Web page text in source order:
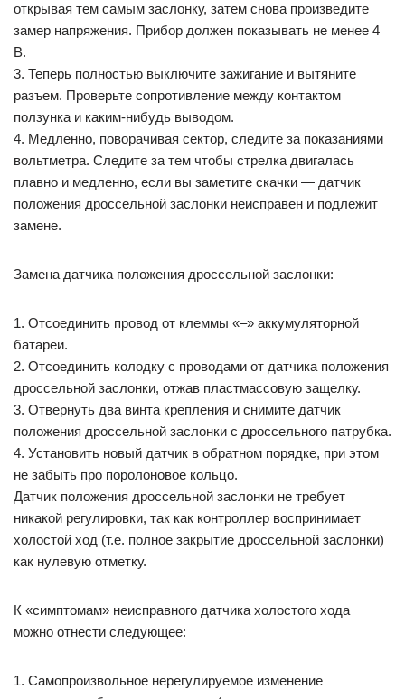
открывая тем самым заслонку, затем снова произведите
замер напряжения. Прибор должен показывать не менее 4
В.
3. Теперь полностью выключите зажигание и вытяните
разъем. Проверьте сопротивление между контактом
ползунка и каким-нибудь выводом.
4. Медленно, поворачивая сектор, следите за показаниями
вольтметра. Следите за тем чтобы стрелка двигалась
плавно и медленно, если вы заметите скачки — датчик
положения дроссельной заслонки неисправен и подлежит
замене.
Замена датчика положения дроссельной заслонки:
1. Отсоединить провод от клеммы «–» аккумуляторной
батареи.
2. Отсоединить колодку с проводами от датчика положения
дроссельной заслонки, отжав пластмассовую защелку.
3. Отвернуть два винта крепления и снимите датчик
положения дроссельной заслонки с дроссельного патрубка.
4. Установить новый датчик в обратном порядке, при этом
не забыть про поролоновое кольцо.
Датчик положения дроссельной заслонки не требует
никакой регулировки, так как контроллер воспринимает
холостой ход (т.е. полное закрытие дроссельной заслонки)
как нулевую отметку.
К «симптомам» неисправного датчика холостого хода
можно отнести следующее:
1. Самопроизвольное нерегулируемое изменение